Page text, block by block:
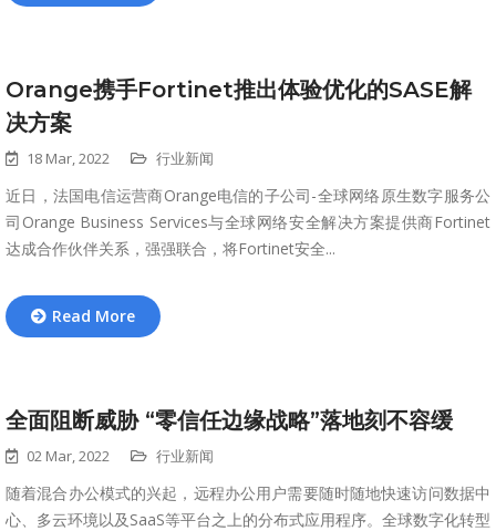
Orange携手Fortinet推出体验优化的SASE解
决方案
18 Mar, 2022 行业新闻
近日，法国电信运营商Orange电信的子公司-全球网络原生数字服务公
司Orange Business Services与全球网络安全解决方案提供商Fortinet
达成合作伙伴关系，强强联合，将Fortinet安全...
Read More
全面阻断威胁 “零信任边缘战略”落地刻不容缓
02 Mar, 2022 行业新闻
随着混合办公模式的兴起，远程办公用户需要随时随地快速访问数据中
心、多云环境以及SaaS等平台之上的分布式应用程序。全球数字化转型